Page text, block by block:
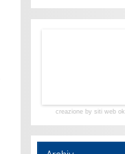
creazione by siti web ok